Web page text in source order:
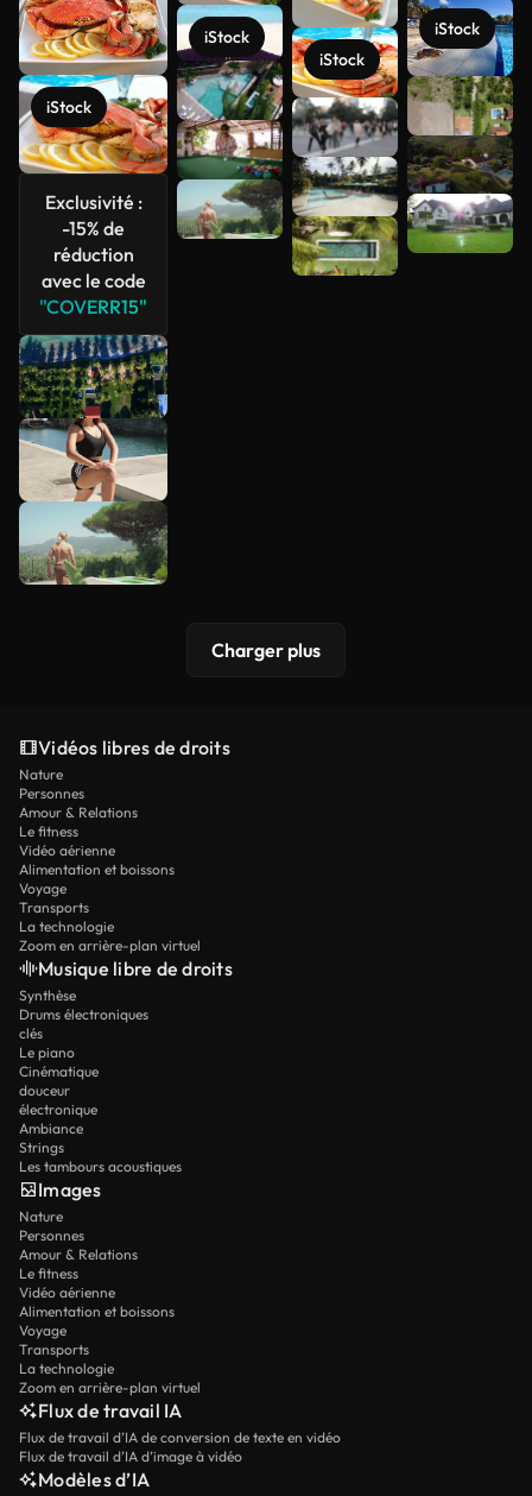
iStock
Exclusivité :
-15% de
réduction
avec le code
"COVERR15"
iStock
iStock
iStock
Voir plus
Charger plus
Vidéos libres de droits
Nature
Personnes
Amour & Relations
Le fitness
Vidéo aérienne
Alimentation et boissons
Voyage
Transports
La technologie
Zoom en arrière-plan virtuel
Musique libre de droits
Synthèse
Drums électroniques
clés
Le piano
Cinématique
douceur
électronique
Ambiance
Strings
Les tambours acoustiques
Images
Nature
Personnes
Amour & Relations
Le fitness
Vidéo aérienne
Alimentation et boissons
Voyage
Transports
La technologie
Zoom en arrière-plan virtuel
Flux de travail IA
Flux de travail d’IA de conversion de texte en vidéo
Flux de travail d’IA d’image à vidéo
Modèles d’IA